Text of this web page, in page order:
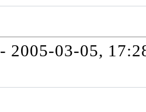
- 2005-03-05,